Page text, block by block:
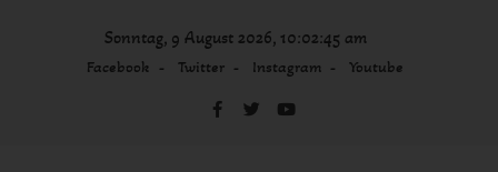
Sonntag, 9 August 2026, 10:02:45 am
Facebook Twitter Instagram Youtube